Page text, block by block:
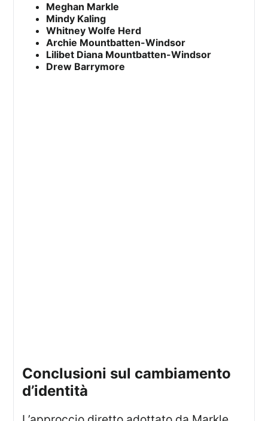
Meghan Markle
Mindy Kaling
Whitney Wolfe Herd
Archie Mountbatten-Windsor
Lilibet Diana Mountbatten-Windsor
Drew Barrymore
conclusioni sul cambiamento
d’identità